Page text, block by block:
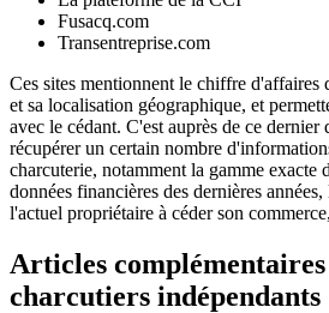
Fusacq.com
Transentreprise.com
Ces sites mentionnent le chiffre d'affaires
et sa localisation géographique, et
avec le cédant. C'est auprès de ce dernier
récupérer un certain nombre
charcuterie, notamment la gamme exacte
données financières des dernières
l'actuel propriétaire à céder son
Articles
charcutiers indépendants